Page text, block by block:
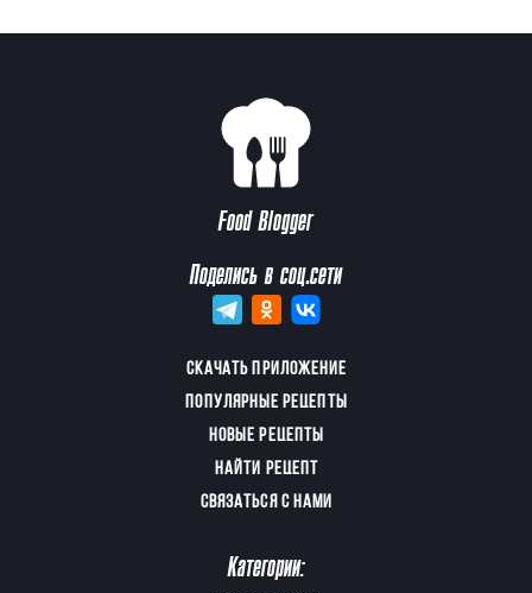
Food Blogger
Поделись в соц.сети
СКАЧАТЬ ПРИЛОЖЕНИЕ
ПОПУЛЯРНЫЕ РЕЦЕПТЫ
НОВЫЕ РЕЦЕПТЫ
НАЙТИ РЕЦЕПТ
СВЯЗАТЬСЯ С НАМИ
Категории: